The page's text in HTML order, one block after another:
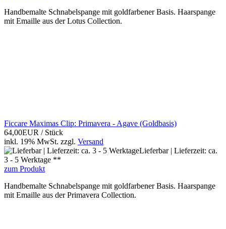
Handbemalte Schnabelspange mit goldfarbener Basis. Haarspange
mit Emaille aus der Lotus Collection.
Ficcare Maximas Clip: Primavera - Agave (Goldbasis)
64,00EUR / Stück
inkl. 19% MwSt. zzgl. Versand
Lieferbar | Lieferzeit: ca.
3 - 5 Werktage **
zum Produkt
Handbemalte Schnabelspange mit goldfarbener Basis. Haarspange
mit Emaille aus der Primavera Collection.